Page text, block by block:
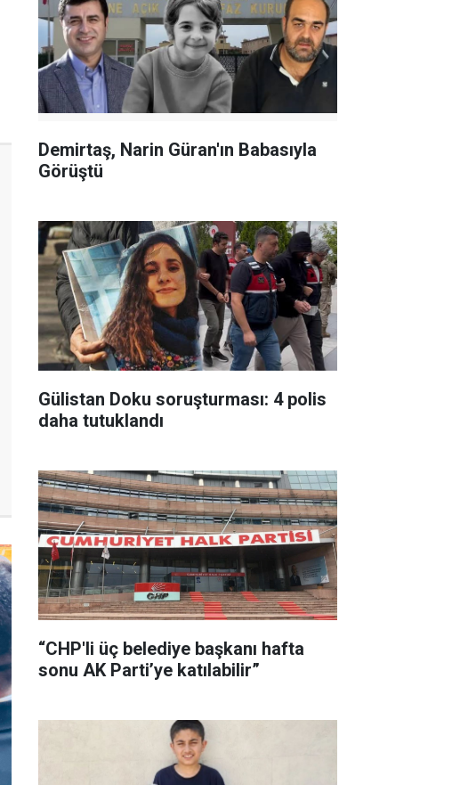
Demirtaş, Narin Güran'ın Babasıyla
Görüştü
Gülistan Doku soruşturması: 4 polis
daha tutuklandı
“CHP'li üç belediye başkanı hafta
sonu AK Parti’ye katılabilir”